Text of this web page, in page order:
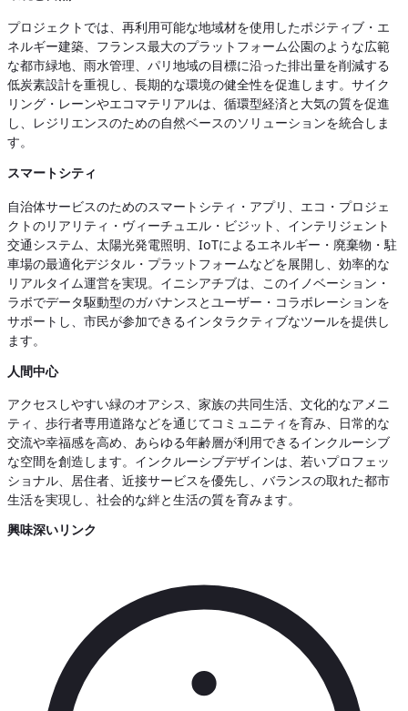
プロジェクトでは、再利用可能な地域材を使用したポジティブ・エ
ネルギー建築、フランス最大のプラットフォーム公園のような広範
な都市緑地、雨水管理、パリ地域の目標に沿った排出量を削減する
低炭素設計を重視し、長期的な環境の健全性を促進します。サイク
リング・レーンやエコマテリアルは、循環型経済と大気の質を促進
し、レジリエンスのための自然ベースのソリューションを統合しま
す。
スマートシティ
自治体サービスのためのスマートシティ・アプリ、エコ・プロジェ
クトのリアリティ・ヴィーチュエル・ビジット、インテリジェント
交通システム、太陽光発電照明、IoTによるエネルギー・廃棄物・駐
車場の最適化デジタル・プラットフォームなどを展開し、効率的な
リアルタイム運営を実現。イニシアチブは、このイノベーション・
ラボでデータ駆動型のガバナンスとユーザー・コラボレーションを
サポートし、市民が参加できるインタラクティブなツールを提供し
ます。
人間中心
アクセスしやすい緑のオアシス、家族の共同生活、文化的なアメニ
ティ、歩行者専用道路などを通じてコミュニティを育み、日常的な
交流や幸福感を高め、あらゆる年齢層が利用できるインクルーシブ
な空間を創造します。インクルーシブデザインは、若いプロフェッ
ショナル、居住者、近接サービスを優先し、バランスの取れた都市
生活を実現し、社会的な絆と生活の質を育みます。
興味深いリンク